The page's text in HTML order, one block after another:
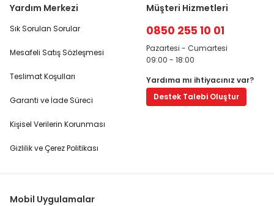
Yardım Merkezi
Sık Sorulan Sorular
Mesafeli Satış Sözleşmesi
Teslimat Koşulları
Garanti ve İade Süreci
Kişisel Verilerin Korunması
Gizlilik ve Çerez Politikası
Müşteri Hizmetleri
0850 255 10 01
Pazartesi - Cumartesi
09:00 - 18:00
Yardıma mı ihtiyacınız var?
Destek Talebi Oluştur
Mobil Uygulamalar